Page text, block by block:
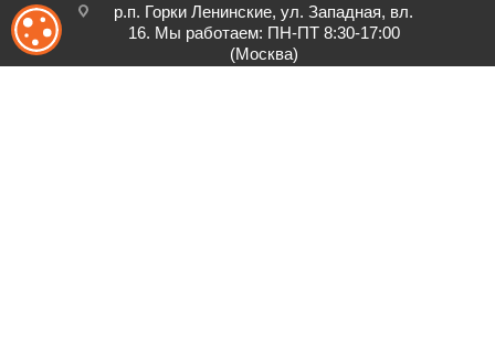
р.п. Горки Ленинские, ул. Западная, вл.
16. Мы работаем: ПН-ПТ 8:30-17:00
(Москва)
ОБРАБОТКА ФАЙЛОВ COOKIE